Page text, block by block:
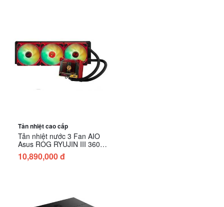
Tản nhiệt cao cấp
Tản nhiệt nước 3 Fan AIO
Asus ROG RYUJIN III 360
ARGB EVA-02 EDITION
10,890,000 đ